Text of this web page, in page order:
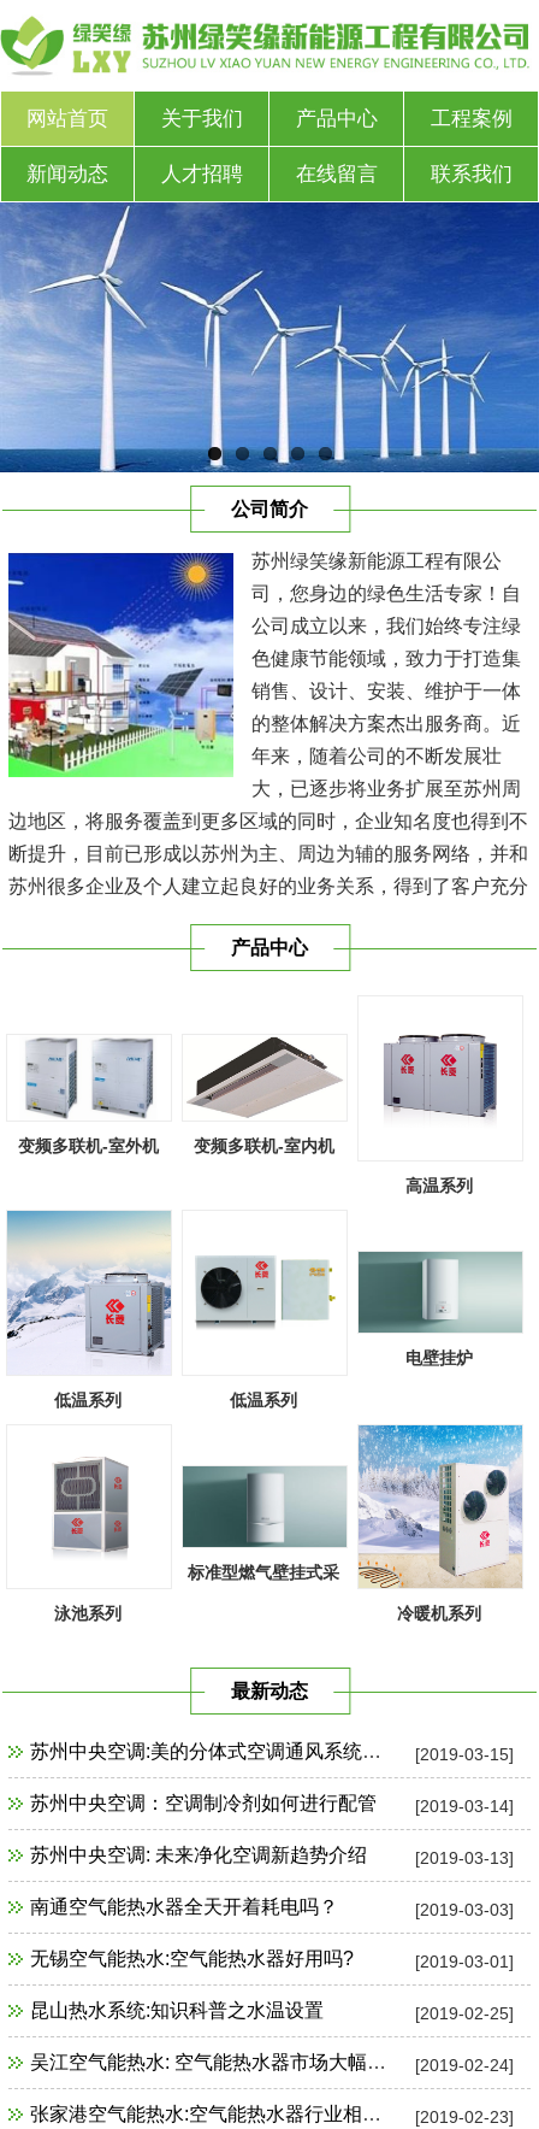
网站首页 关于我们 产品中心 工程案例
新闻动态 人才招聘 在线留言 联系我们
公司简介
苏州绿笑缘新能源工程有限公
司，您身边的绿色生活专家！自
公司成立以来，我们始终专注绿
色健康节能领域，致力于打造集
销售、设计、安装、维护于一体
的整体解决方案杰出服务商。近
年来，随着公司的不断发展壮
大，已逐步将业务扩展至苏州周
边地区，将服务覆盖到更多区域的同时，企业知名度也得到不
断提升，目前已形成以苏州为主、周边为辅的服务网络，并和
苏州很多企业及个人建立起良好的业务关系，得到了客户充分
与时俱进，树立良好的企业形象，以优质的服务、优质的技术
产品中心
变频多联机-室外机 变频多联机-室内机
高温系列
低温系列 低温系列
电壁挂炉
泳池系列
标准型燃气壁挂式采
冷暖机系列
最新动态
[2019-03-15]
苏州中央空调:美的分体式空调通风系统故障检修
[2019-03-14]
苏州中央空调：空调制冷剂如何进行配管
[2019-03-13]
苏州中央空调: 未来净化空调新趋势介绍
[2019-03-03]
南通空气能热水器全天开着耗电吗？
[2019-03-01]
无锡空气能热水:空气能热水器好用吗?
[2019-02-25]
昆山热水系统:知识科普之水温设置
[2019-02-24]
吴江空气能热水: 空气能热水器市场大幅增长
[2019-02-23]
张家港空气能热水:空气能热水器行业相关政策一览